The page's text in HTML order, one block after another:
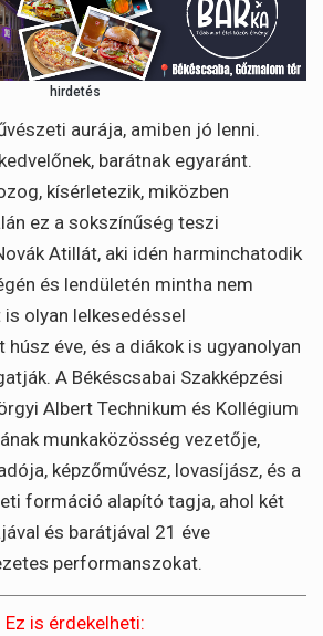
hirdetés
aurája, amiben jó lenni.
barátnak egyaránt.
kísérletezik, miközben
ez a sokszínűség teszi
Atillát, aki idén harminchatodik
és lendületén mintha nem
olyan lelkesedéssel
húsz éve, és a diákok is ugyanolyan
A Békéscsabai Szakképzési
Albert Technikum és Kollégium
munkaközösség vezetője,
képzőművész, lovasíjász, és a
formáció alapító tagja, ahol két
és barátjával 21 éve
performanszokat.
Ez is érdekelheti: